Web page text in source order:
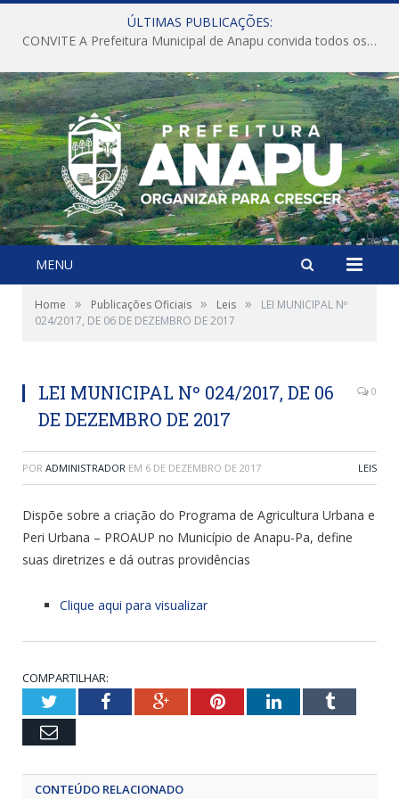
ÚLTIMAS PUBLICAÇÕES:
CONVITE A Prefeitura Municipal de Anapu convida todos os servidores públicos municipais para participarem da Audiência Pública de discussão da Lei de Diretrizes Orçamentárias (LDO), importante instrumento de planejamento das ações e investimentos da Administração Pública para o próximo exercício financeiro.
MENU
Home » Publicações Oficiais » Leis »
LEI MUNICIPAL Nº
024/2017, DE 06 DE DEZEMBRO DE 2017
LEI MUNICIPAL Nº 024/2017, DE 06
DE DEZEMBRO DE 2017
0
POR ADMINISTRADOR EM 6 DE DEZEMBRO DE 2017 LEIS
Dispõe sobre a criação do Programa de Agricultura Urbana e
Peri Urbana – PROAUP no Município de Anapu-Pa, define
suas diretrizes e dá outras providências
Clique aqui para visualizar
COMPARTILHAR:
TwitterFacebookGoogle+PinterestLinkedInTumblr
Email
CONTEÚDO RELACIONADO